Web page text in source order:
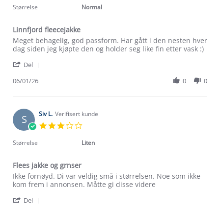
rating
Størrelse Normal
Linnfjord fleecejakke
Review
by
E.
6
2026
review
stating
fleecejakke
Meget behagelig, god passform. Har gått i den nesten hver
dag siden jeg kjøpte den og holder seg like fin etter vask :)
Del
Synøve
on
6
Jan
06/01/26 0 0
S Siv L. Verifisert kunde
rating
Størrelse Liten
Flees jakke og grnser
Review
by
L.
review
stating
jakke
Ikke fornøyd. Di var veldig små i størrelsen. Noe som ikke
kom frem i annonsen. Måtte gi disse videre
Del